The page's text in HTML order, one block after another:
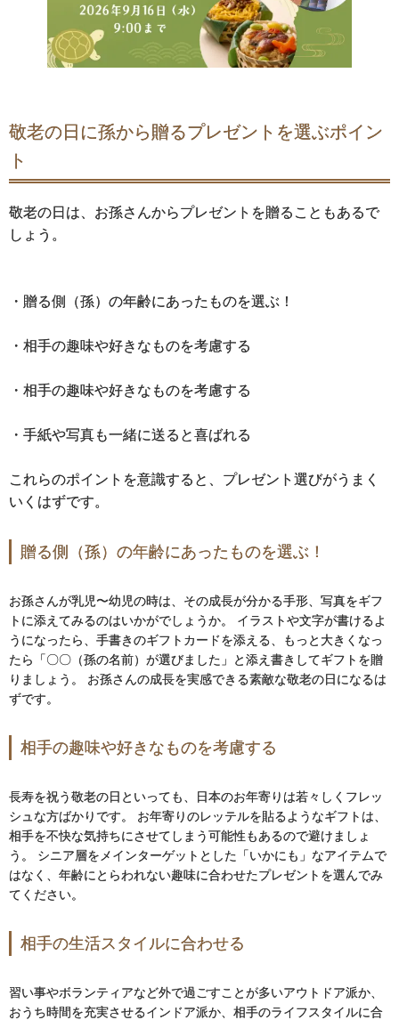
敬老の日に孫から贈るプレゼントを選ぶポイン
ト
敬老の日は、お孫さんからプレゼントを贈ることもあるで
しょう。
・贈る側（孫）の年齢にあったものを選ぶ！
・相手の趣味や好きなものを考慮する
・相手の趣味や好きなものを考慮する
・手紙や写真も一緒に送ると喜ばれる
これらのポイントを意識すると、プレゼント選びがうまく
いくはずです。
贈る側（孫）の年齢にあったものを選ぶ！
お孫さんが乳児〜幼児の時は、その成長が分かる手形、写真をギフ
トに添えてみるのはいかがでしょうか。 イラストや文字が書けるよ
うになったら、手書きのギフトカードを添える、もっと大きくなっ
たら「〇〇（孫の名前）が選びました」と添え書きしてギフトを贈
りましょう。 お孫さんの成長を実感できる素敵な敬老の日になるは
ずです。
相手の趣味や好きなものを考慮する
長寿を祝う敬老の日といっても、日本のお年寄りは若々しくフレッ
シュな方ばかりです。 お年寄りのレッテルを貼るようなギフトは、
相手を不快な気持ちにさせてしまう可能性もあるので避けましょ
う。 シニア層をメインターゲットとした「いかにも」なアイテムで
はなく、年齢にとらわれない趣味に合わせたプレゼントを選んでみ
てください。
相手の生活スタイルに合わせる
習い事やボランティアなど外で過ごすことが多いアウトドア派か、
おうち時間を充実させるインドア派か、相手のライフスタイルに合